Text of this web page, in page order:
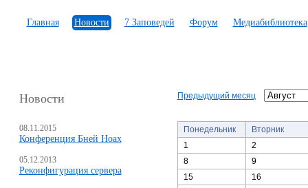
Главная Новости 7 Заповедей Форум Медиабиблиотека
Новости
08.11.2015
Конференция Бней Ноах
05.12.2013
Реконфигурация сервера
Предыдущий месяц
Понедельник
Вторник
1
2
8
9
15
16